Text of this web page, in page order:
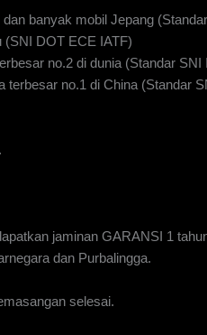
banyak mobil Jepang
(SNI DOT ECE IATF)
no.2 di dunia (Standar
no.1 di China (Standar
jaminan GARANSI 1
dan Purbalingga.
selesai.